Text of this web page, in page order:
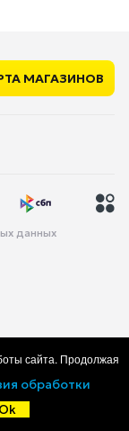
МАГАЗИНОВ
данных
сайта. Продолжая
обработки
Ok